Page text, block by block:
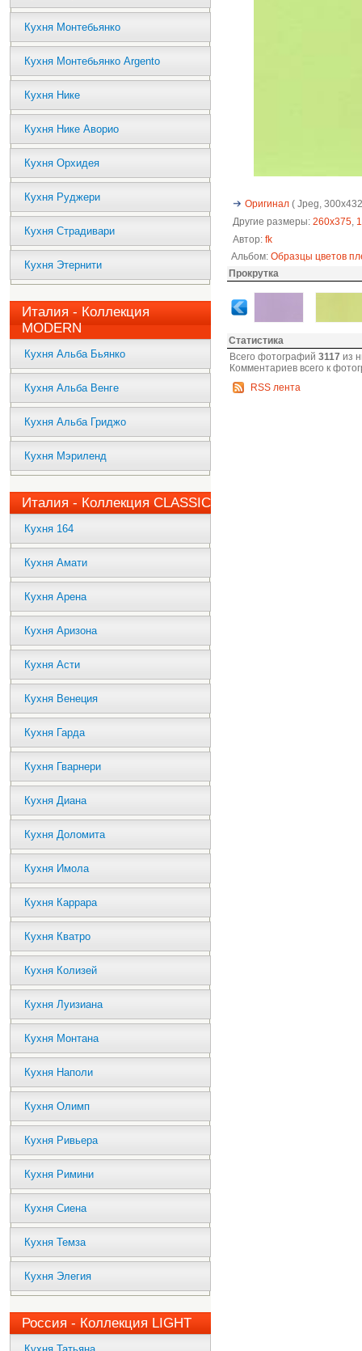
Кухня Монтебьянко
Кухня Монтебьянко Argento
Кухня Нике
Кухня Нике Аворио
Кухня Орхидея
Кухня Руджери
Кухня Страдивари
Кухня Этернити
Италия - Коллекция
MODERN
Кухня Альба Бьянко
Кухня Альба Венге
Кухня Альба Гриджо
Кухня Мэриленд
Италия - Коллекция CLASSIC
Кухня 164
Кухня Амати
Кухня Арена
Кухня Аризона
Кухня Асти
Кухня Венеция
Кухня Гарда
Кухня Гварнери
Кухня Диана
Кухня Доломита
Кухня Имола
Кухня Каррара
Кухня Кватро
Кухня Колизей
Кухня Луизиана
Кухня Монтана
Кухня Наполи
Кухня Олимп
Кухня Ривьера
Кухня Римини
Кухня Сиена
Кухня Темза
Кухня Элегия
Россия - Коллекция LIGHT
Оригинал ( Jpeg,
Другие размеры: 260x375,
Автор: fk
Альбом: Образцы цветов
Прокрутка
Статистика
Всего фотографий 3117 из
Комментариев всего к
RSS лента